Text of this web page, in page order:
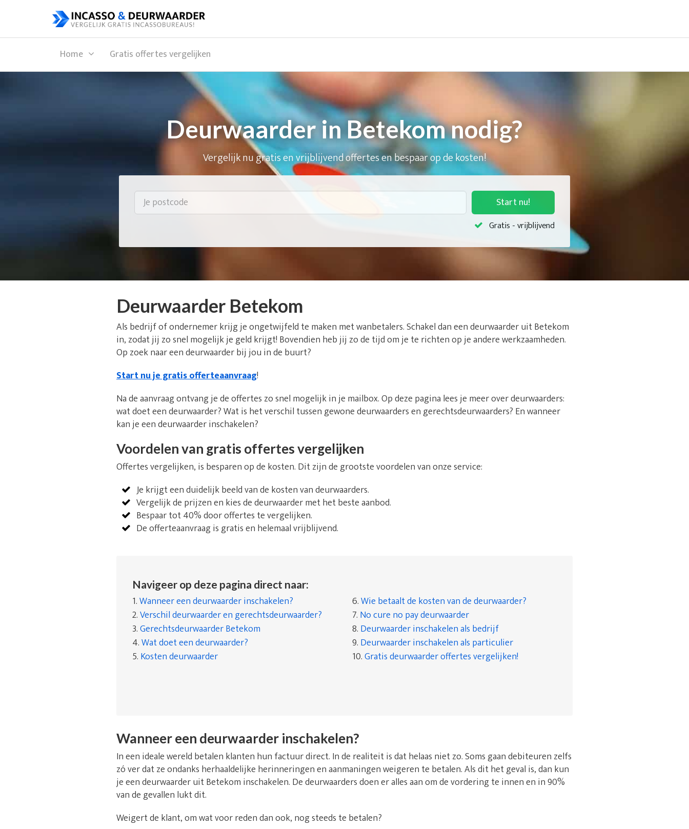
Home Gratis offertes vergelijken
Deurwaarder in Betekom nodig?
Vergelijk nu gratis en vrijblijvend offertes en bespaar op de kosten!
Start nu!
Gratis - vrijblijvend
Deurwaarder Betekom
Als bedrijf of ondernemer krijg je ongetwijfeld te maken met wanbetalers. Schakel dan een deurwaarder uit Betekom
in, zodat jij zo snel mogelijk je geld krijgt! Bovendien heb jij zo de tijd om je te richten op je andere werkzaamheden.
Op zoek naar een deurwaarder bij jou in de buurt?
Start nu je gratis offerteaanvraag!
Na de aanvraag ontvang je de offertes zo snel mogelijk in je mailbox. Op deze pagina lees je meer over deurwaarders:
wat doet een deurwaarder? Wat is het verschil tussen gewone deurwaarders en gerechtsdeurwaarders? En wanneer
kan je een deurwaarder inschakelen?
Voordelen van gratis offertes vergelijken
Offertes vergelijken, is besparen op de kosten. Dit zijn de grootste voordelen van onze service:
Je krijgt een duidelijk beeld van de kosten van deurwaarders.
Vergelijk de prijzen en kies de deurwaarder met het beste aanbod.
Bespaar tot 40% door offertes te vergelijken.
De offerteaanvraag is gratis en helemaal vrijblijvend.
Navigeer op deze pagina direct naar:
1.Wanneer een deurwaarder inschakelen?
2.Verschil deurwaarder en gerechtsdeurwaarder?
3.Gerechtsdeurwaarder Betekom
4.Wat doet een deurwaarder?
5. Kosten deurwaarder
6.Wie betaalt de kosten van de deurwaarder?
7. No cure no pay deurwaarder
8. Deurwaarder inschakelen als bedrijf
9. Deurwaarder inschakelen als particulier
10.Gratis deurwaarder offertes vergelijken!
Wanneer een deurwaarder inschakelen?
In een ideale wereld betalen klanten hun factuur direct. In de realiteit is dat helaas niet zo. Soms gaan debiteuren zelfs
zó ver dat ze ondanks herhaaldelijke herinneringen en aanmaningen weigeren te betalen. Als dit het geval is, dan kun
je een deurwaarder uit Betekom inschakelen. De deurwaarders doen er alles aan om de vordering te innen en in 90%
van de gevallen lukt dit.
Weigert de klant, om wat voor reden dan ook, nog steeds te betalen?